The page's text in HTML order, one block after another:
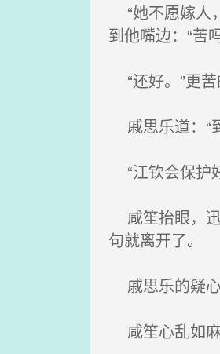
“她不愿嫁人
到他嘴边：“苦
“还好。”更
戚思乐道：“
“江钦会保护
咸笙抬眼，
句就离开了。
戚思乐的疑心
咸笙心乱如麻